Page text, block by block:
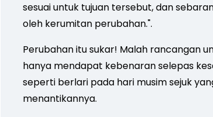
sesuai untuk tujuan tersebut, dan
oleh kerumitan perubahan.".
Perubahan itu sukar! Malah rancangan
hanya mendapat kebenaran selepas
seperti berlari pada hari musim sejuk
menantikannya.